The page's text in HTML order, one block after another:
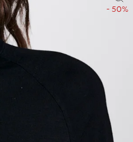
- 50%